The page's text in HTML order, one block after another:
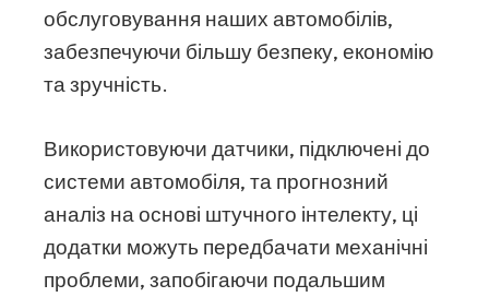
обслуговування наших автомобілів,
забезпечуючи більшу безпеку, економію
та зручність.
Використовуючи датчики, підключені до
системи автомобіля, та прогнозний
аналіз на основі штучного інтелекту, ці
додатки можуть передбачати механічні
проблеми, запобігаючи подальшим